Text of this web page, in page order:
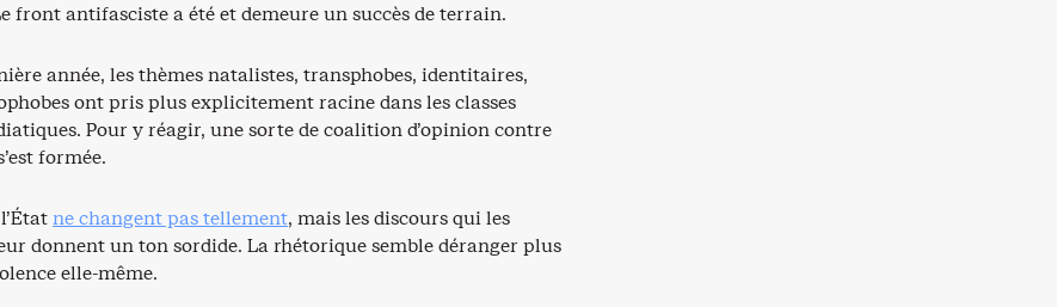
front antifasciste a été et demeure un succès de terrain.
année, les thèmes natalistes, transphobes, identitaires,
ont pris plus explicitement racine dans les classes
Pour y réagir, une sorte de coalition d’opinion contre
formée.
ne changent pas tellement, mais les discours qui les
donnent un ton sordide. La rhétorique semble déranger plus
elle-même.